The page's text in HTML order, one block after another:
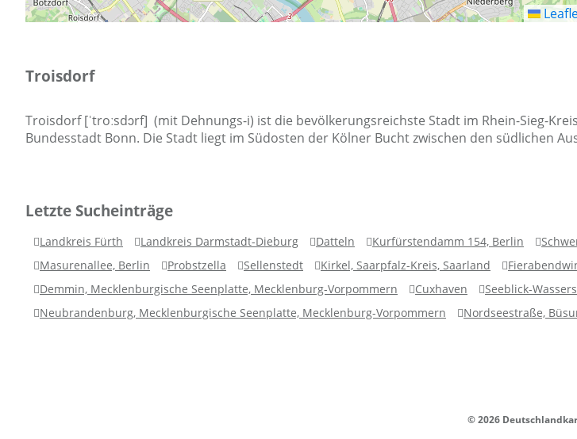
Troisdorf
Troisdorf [ˈtroːsdɔrf] (mit Dehnungs-i) ist die bevölkerungsreichste Stadt im Rhein-Sieg-
Bundesstadt Bonn. Die Stadt liegt im Südosten der Kölner Bucht zwischen den südlichen
Letzte Sucheinträge
Landkreis Fürth Landkreis Darmstadt-Dieburg Datteln Kurfürstendamm 154, Berlin
Masurenallee, Berlin
Probstzella Sellenstedt Kirkel, Saarpfalz-Kreis, Saarland
Demmin, Mecklenburgische Seenplatte, Mecklenburg-Vorpommern
Cuxhaven Seeblick-
Neubrandenburg, Mecklenburgische Seenplatte, Mecklenburg-Vorpommern
Nordseestraße,
© 2026